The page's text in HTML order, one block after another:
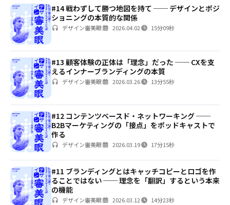
#14 戦わずして勝つ地図を持て ── デザインとポジ
ショニングの本質的な関係
デザイン審美眼 2026.04.02 15分09秒
#13 顧客体験の正体は「理念」だった ── CXを支
えるインナーブランディングの本質
デザイン審美眼 2026.03.26 13分55秒
#12 コンテンツベースド・ネットワーキング ──
B2Bマーケティングの「接点」をポッドキャストで
作る
デザイン審美眼 2026.03.19 17分15秒
#11 ブランディングとはキャッチコピーとロゴを作
ることではない ── 理念を「翻訳」するという本来
の機能
デザイン審美眼 2026.03.12 14分23秒